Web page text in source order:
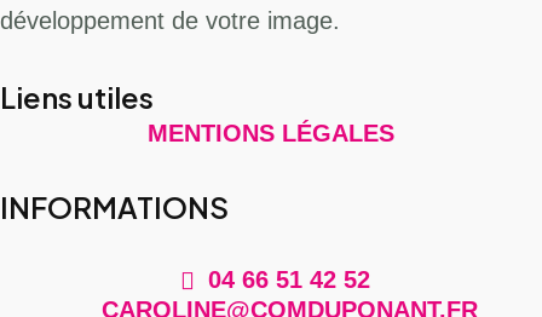
développement de votre image.
Liens utiles
MENTIONS LÉGALES
INFORMATIONS
04 66 51 42 52
CAROLINE@COMDUPONANT.FR